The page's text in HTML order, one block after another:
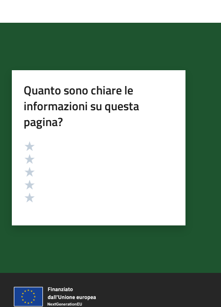
Quanto sono chiare le
informazioni su questa
pagina?
Valutazione